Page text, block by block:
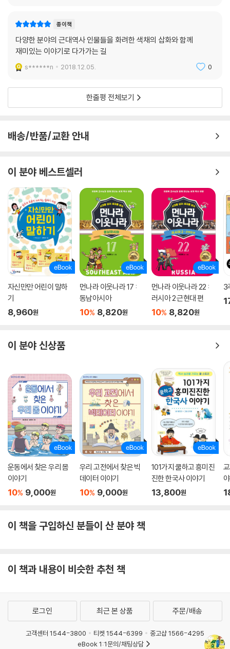
종이책
다양한 분야의 근대역사 인물들을 화려한 색채의 삽화와 함께
재미있는 이야기로 다가가는 길
s******n 2018.12.05. 0
한줄평 전체보기
배송/반품/교환 안내
이 분야 베스트셀러
자신만만 어린이 말하
기
8,960원
먼나라 이웃나라 17 :
동남아시아
10% 8,820원
먼나라 이웃나라 22 :
러시아 2 근현대 편
10% 8,820원
3
이 분야 신상품
운동에서 찾은 우리 몸
이야기
10% 9,000원
우리 고전에서 찾은 빅
데이터 이야기
10% 9,000원
101가지 쿨하고 흥미진
진한 한국사 이야기
13,800원
이 책을 구입하신 분들이 산 분야 책
이 책과 내용이 비슷한 추천 책
로그인 최근 본 상품 주문/배송
고객센터 1544-3800 티켓 1544-6399
중고샵 1566-4295
eBook 1:1문의/채팅상담